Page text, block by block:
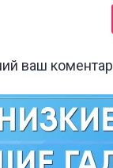
ваш коментар